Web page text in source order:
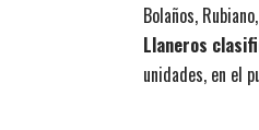
Bolaños,
Llaneros
unidades, en el